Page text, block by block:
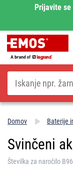
Prijavite
Iskanje
Domov Baterije
Svinčeni
Številka za naročilo